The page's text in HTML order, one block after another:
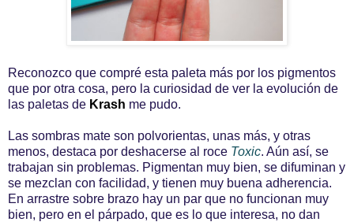
Reconozco que compré esta paleta más por los pigmentos
que por otra cosa, pero la curiosidad de ver la evolución de
las paletas de Krash me pudo.
Las sombras mate son polvorientas, unas más, y otras
menos, destaca por deshacerse al roce Toxic. Aún así, se
trabajan sin problemas. Pigmentan muy bien, se difuminan y
se mezclan con facilidad, y tienen muy buena adherencia.
En arrastre sobre brazo hay un par que no funcionan muy
bien, pero en el párpado, que es lo que interesa, no dan